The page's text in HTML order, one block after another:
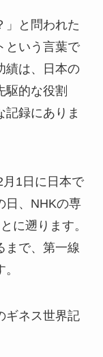
」と問われた
という言葉で
績は、日本の
駆的な役割
記録にありま
1日に日本で
日、NHKの専
に遡ります。
まで、第一線
ギネス世界記